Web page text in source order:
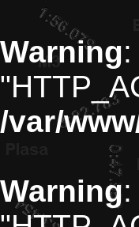
Warning
/var/
Warning